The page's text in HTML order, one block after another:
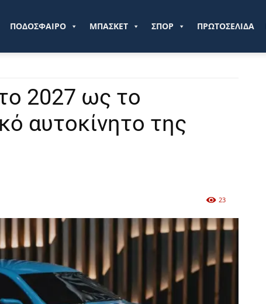
ΠΟΔΟΣΦΑΙΡΟ ΜΠΑΣΚΕΤ ΣΠΟΡ ΠΡΩΤΟΣΕΛΙΔΑ
2027 ως το
αυτοκίνητο της
23